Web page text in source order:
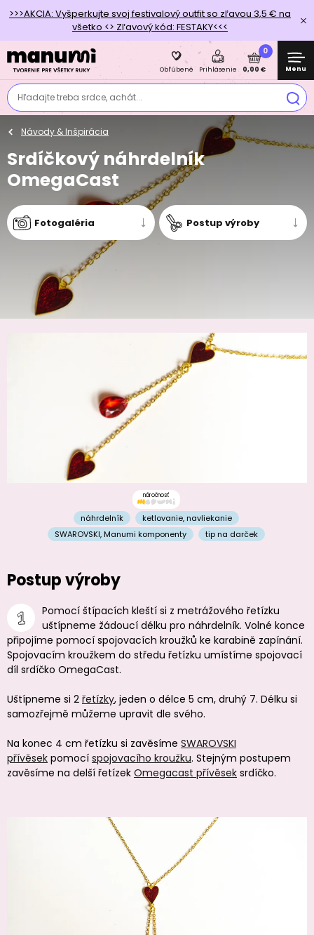
>>>AKCIA: Vyšperkujte svoj festivalový outfit so zľavou 3,5 € na
všetko <> Zľavový kód: FESTAKY<<<
Hľadajte treba srdce, achát...
Obľúbené Prihlásenie
0
0,00 € Menu
Návody & Inšpirácia
Srdíčkový náhrdelník
OmegaCast
Fotogaléria Postup výroby
náročnosť
náhrdelník ketlovanie, navliekanie
SWAROVSKI, Manumi komponenty tip na darček
Postup výroby
Pomocí štípacích kleští si z metrážového řetízku
uštípneme žádoucí délku pro náhrdelník. Volné konce
připojíme pomocí spojovacích kroužků ke karabině zapínání.
Spojovacím kroužkem do středu řetízku umístíme spojovací
díl srdíčko OmegaCast.
Uštípneme si 2 řetízky, jeden o délce 5 cm, druhý 7. Délku si
samozřejmě můžeme upravit dle svého.
Na konec 4 cm řetízku si zavěsíme SWAROVSKI
přívěsek pomocí spojovacího kroužku. Stejným postupem
zavěsíme na delší řetízek Omegacast přívěsek srdíčko.